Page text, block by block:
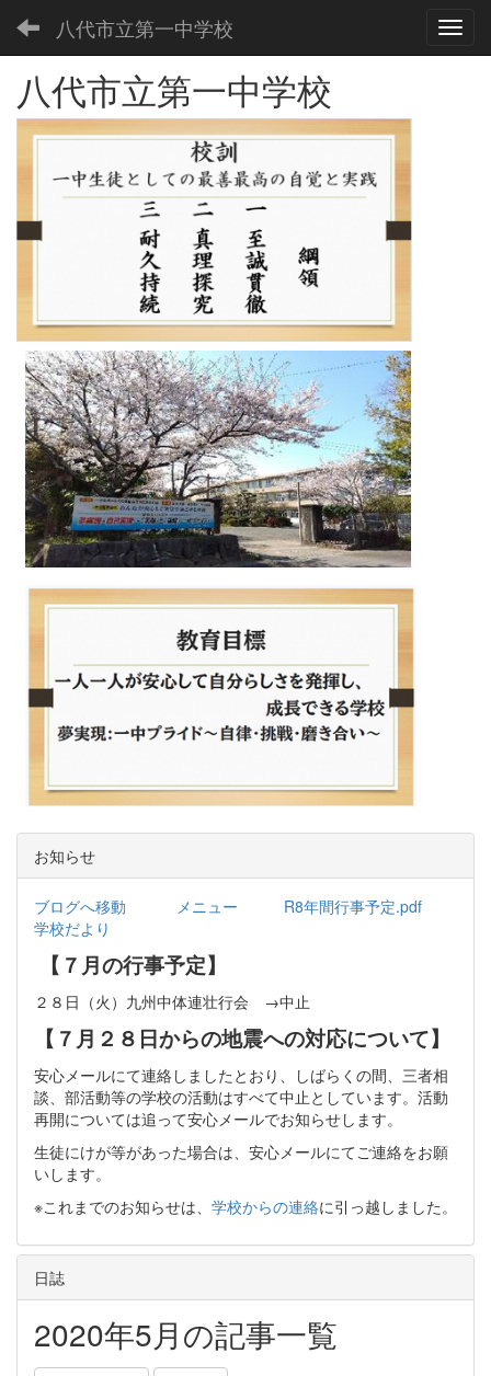
八代市立第一中学校
八代市立第一中学校
お知らせ
ブログへ移動 メニュー
R8年間行事予定.pdf
学校だより
【７月の行事予定】
２８日（火）九州中体連壮行会 →中止
【７月２８日からの地震への対応について】
安心メールにて連絡しましたとおり、しばらくの間、三者相
談、部活動等の学校の活動はすべて中止としています。活動
再開については追って安心メールでお知らせします。
生徒にけが等があった場合は、安心メールにてご連絡をお願
いします。
※これまでのお知らせは、 学校からの連絡に引っ越しました。
日誌
2020年5月の記事一覧